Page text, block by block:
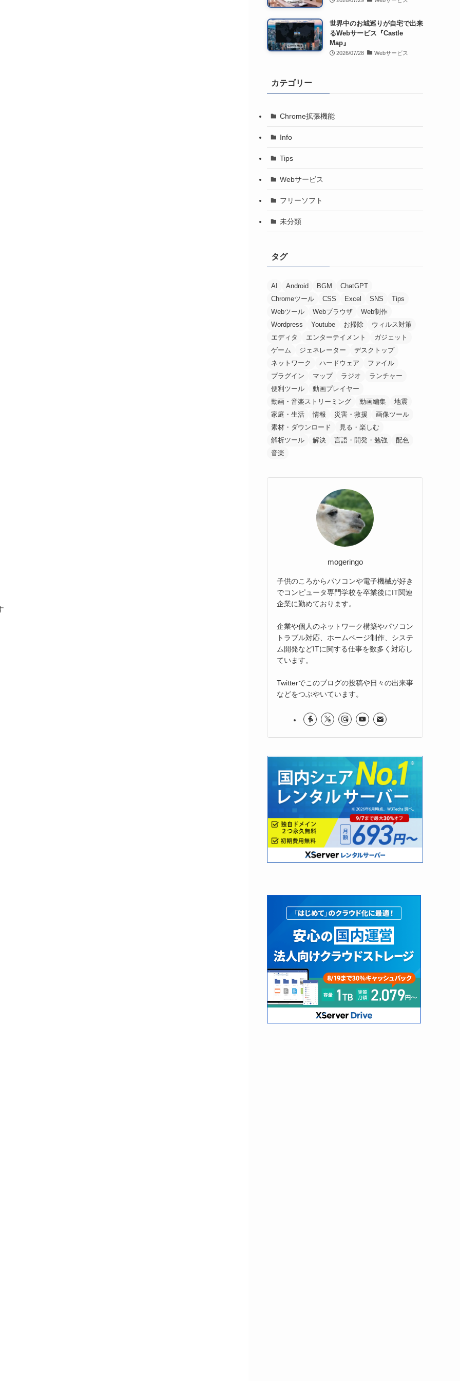
世界中のお城巡りが自宅で出来
るWebサービス『Castle
Map』
2026/07/28 Webサービス
カテゴリー
Chrome拡張機能
Info
Tips
Webサービス
フリーソフト
未分類
タグ
AI Android BGM
ChatGPT
Chromeツール
CSS Excel SNS
Tips
Webツール
Webブラウザ
Web制作
Wordpress
Youtube お掃除
ウィルス対策
エディタ
エンターテイメント
ガジェット
ゲーム
ジェネレーター
デスクトップ
ネットワーク
ハードウェア
ファイル
プラグイン
マップ ラジオ
ランチャー
便利ツール
動画プレイヤー
動画・音楽ストリーミング
動画編集
地震
家庭・生活
情報 災害・救援
画像ツール
素材・ダウンロード
見る・楽しむ
解析ツール
解決 言語・開発・勉強
配色
音楽
mogeringo
子供のころからパソコンや電子機械が好き
でコンピュータ専門学校を卒業後にIT関連
企業に勤めております。
企業や個人のネットワーク構築やパソコン
トラブル対応、ホームページ制作、システ
ム開発などITに関する仕事を数多く対応し
ています。
Twitterでこのブログの投稿や日々の出来事
などをつぶやいています。